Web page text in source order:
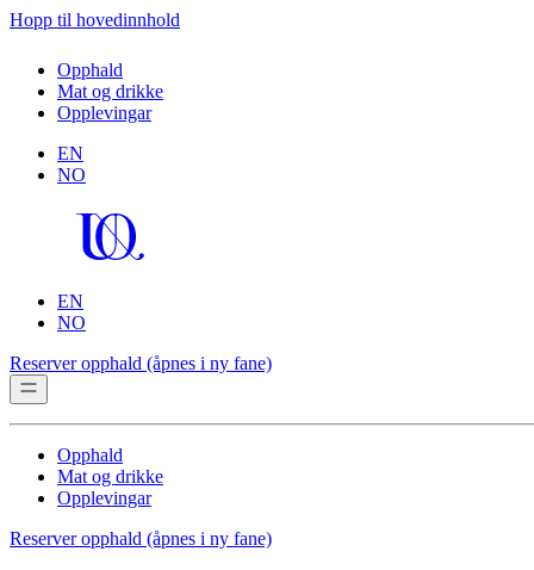
Hopp til hovedinnhold
Opphald
Mat og drikke
Opplevingar
EN
NO
EN
NO
Reserver opphald (åpnes i ny fane)
Opphald
Mat og drikke
Opplevingar
Reserver opphald (åpnes i ny fane)